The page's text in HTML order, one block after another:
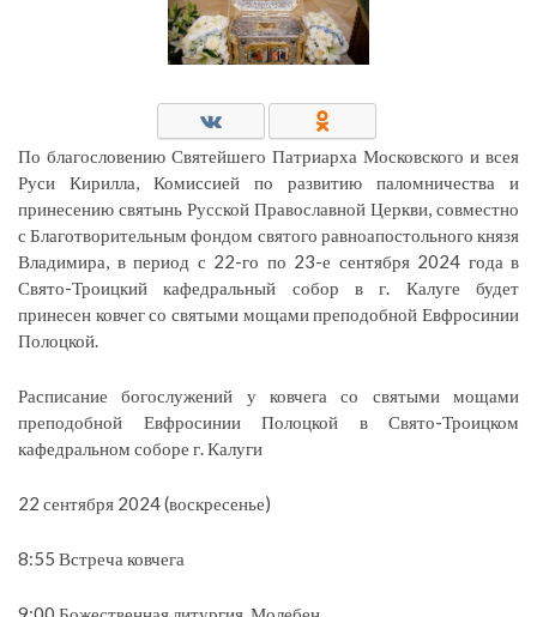
По благословению Святейшего Патриарха Московского и всея
Руси Кирилла, Комиссией по развитию паломничества и
принесению святынь Русской Православной Церкви, совместно
с Благотворительным фондом святого равноапостольного князя
Владимира, в период с 22-го по 23-е сентября 2024 года в
Свято-Троицкий кафедральный собор в г. Калуге будет
принесен ковчег со святыми мощами преподобной Евфросинии
Полоцкой.
Расписание богослужений у ковчега со святыми мощами
преподобной Евфросинии Полоцкой в Свято-Троицком
кафедральном соборе г. Калуги
22 сентября 2024 (воскресенье)
8:55 Встреча ковчега